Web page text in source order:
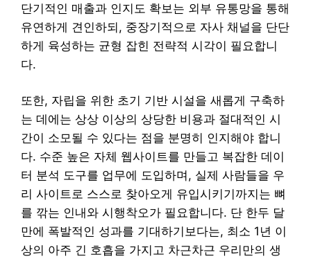
단기적인 매출과 인지도 확보는 외부 유통망을 통해
유연하게 견인하되, 중장기적으로 자사 채널을 단단
하게 육성하는 균형 잡힌 전략적 시각이 필요합니
다.
또한, 자립을 위한 초기 기반 시설을 새롭게 구축하
는 데에는 상상 이상의 상당한 비용과 절대적인 시
간이 소모될 수 있다는 점을 분명히 인지해야 합니
다. 수준 높은 자체 웹사이트를 만들고 복잡한 데이
터 분석 도구를 업무에 도입하며, 실제 사람들을 우
리 사이트로 스스로 찾아오게 유입시키기까지는 뼈
를 깎는 인내와 시행착오가 필요합니다. 단 한두 달
만에 폭발적인 성과를 기대하기보다는, 최소 1년 이
상의 아주 긴 호흡을 가지고 차근차근 우리만의 생